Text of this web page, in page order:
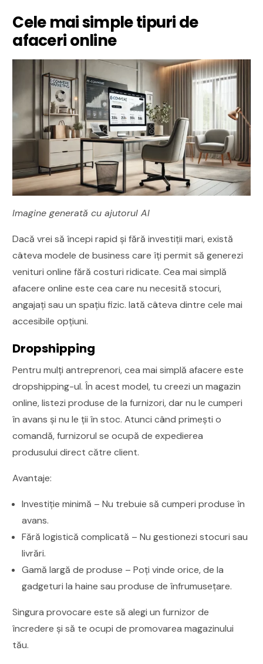
Cele mai simple tipuri de
afaceri online
Imagine generată cu ajutorul AI
Dacă vrei să începi rapid și fără investiții mari, există
câteva modele de business care îți permit să generezi
venituri online fără costuri ridicate. Cea mai simplă
afacere online este cea care nu necesită stocuri,
angajați sau un spațiu fizic. Iată câteva dintre cele mai
accesibile opțiuni.
Dropshipping
Pentru mulți antreprenori, cea mai simplă afacere este
dropshipping-ul. În acest model, tu creezi un magazin
online, listezi produse de la furnizori, dar nu le cumperi
în avans și nu le ții în stoc. Atunci când primești o
comandă, furnizorul se ocupă de expedierea
produsului direct către client.
Avantaje:
Investiție minimă – Nu trebuie să cumperi produse în
avans.
Fără logistică complicată – Nu gestionezi stocuri sau
livrări.
Gamă largă de produse – Poți vinde orice, de la
gadgeturi la haine sau produse de înfrumusețare.
Singura provocare este să alegi un furnizor de
încredere și să te ocupi de promovarea magazinului
tău.